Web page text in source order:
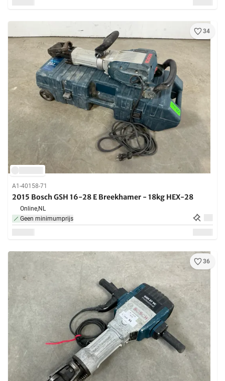
34
A1-40158-71
2015 Bosch GSH 16-28 E Breekhamer - 18kg HEX-28
Online,NL
Geen minimumprijs
36